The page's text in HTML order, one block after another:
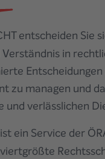
entscheiden Sie
in
zu managen und
und verlässlichen
ist ein Service der